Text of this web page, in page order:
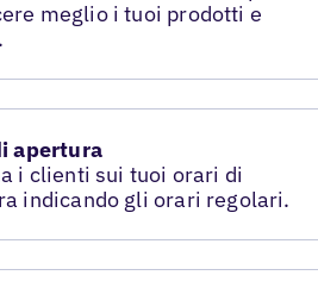
meglio i tuoi prodotti e
apertura
i clienti sui tuoi orari di
indicando gli orari regolari.